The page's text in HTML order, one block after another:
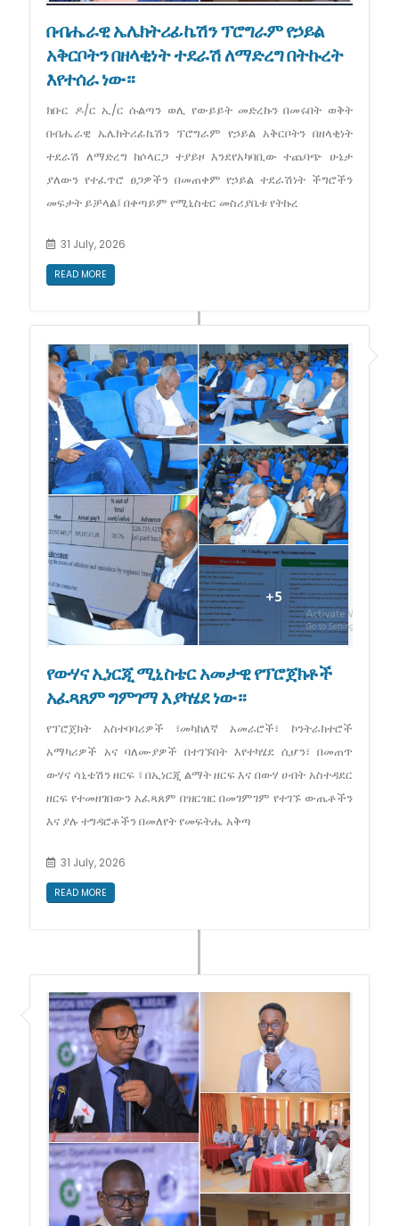
በብሔራዊ ኤሌክትሪፊኬሽን ፕሮግራም የኃይል
አቅርቦትን በዘላቂነት ተደራሽ ለማድረግ በትኩረት
እየተሰራ ነው።
ክቡር ዶ/ር ኢ/ር ሱልጣን ወሊ የውይይት መድረኩን በመሩበት ወቅት
በብሔራዊ ኤሌክትሪፊኬሽን ፕሮግራም የኃይል አቅርቦትን በዘላቂነት
ተደራሽ ለማድረግ ከሶላርጋ ተያይዞ እንደየአካባቢው ተጨባጭ ሁኔታ
ያለውን የተፈጥሮ ፀጋዎችን በመጠቀም የኃይል ተደራሽነት ችግሮችን
መፍታት ይቻላል፤ በቀጣይም የሚኒስቴር መስሪያቤቱ የትኩረ
31 July, 2026
READ MORE
የውሃና ኢነርጂ ሚኒስቴር አመታዊ የፕሮጀክቶች
አፈጻጸም ግምገማ እያካሄደ ነው።
የፕሮጀክት አስተባባሪዎች ፣መካከለኛ አመራሮች፣ ኮንትራክተሮች
አማካሪዎች አና ባለሙያዎች በተገኙበት እየተካሄደ ሲሆን፣ በመጠጥ
ውሃና ሳኒቴሽን ዘርፍ ፣ በኢነርጂ ልማት ዘርፍ እና በውሃ ሀብት አስተዳደር
ዘርፍ የተመዘገበውን አፈጻጸም በዝርዝር በመገምገም የተገኙ ውጤቶችን
እና ያሉ ተግዳሮቶችን በመለየት የመፍትሔ አቅጣ
31 July, 2026
READ MORE